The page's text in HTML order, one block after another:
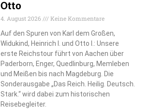
Otto
4. August 2026
Keine Kommentare
Auf den Spuren von Karl dem Großen,
Widukind, Heinrich I. und Otto I.: Unsere
erste Reichstour führt von Aachen über
Paderborn, Enger, Quedlinburg, Memleben
und Meißen bis nach Magdeburg. Die
Sonderausgabe „Das Reich. Heilig. Deutsch.
Stark.“ wird dabei zum historischen
Reisebegleiter.